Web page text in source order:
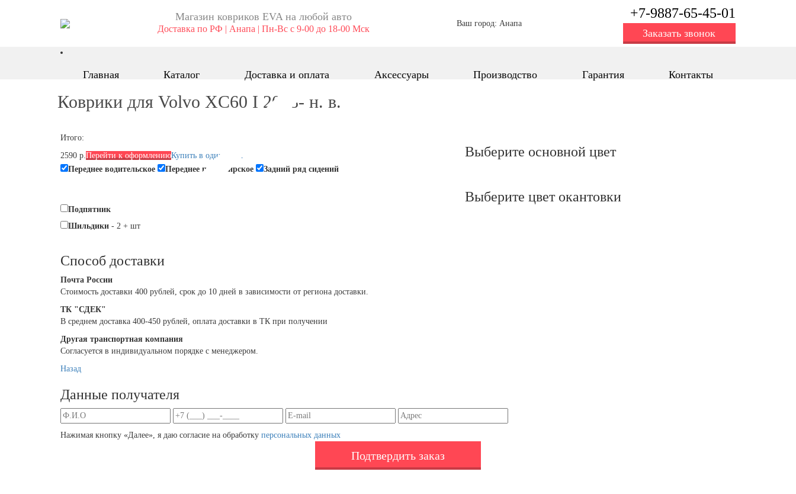
Магазин ковриков EVA ​на любой авто
Доставка по РФ | Анапа | Пн-Вс с 9-00 до 18-00 Мск
Ваш город: Анапа
+7-9887-65-45-01
Заказать звонок
Главная Каталог Доставка и оплата Аксессуары Производство Гарантия Контакты
Коврики для Volvo XC60 I 2008- н. в.
Итого:
2590 р.Перейти к оформлениюКупить в один клик
Переднее водительское
Переднее пассажирское Задний ряд сидений
Подпятник
Шильдики - 2 + шт
Выберите oсновной цвет
Выберите цвет окантовки
Способ доставки
Почта России
Cтоимость доставки 400 рублей, срок до 10 дней в зависимости от региона доставки.
ТК "СДЕК"
В среднем доставка 400-450 рублей, оплата доставки в ТК при получении
Другая транспортная компания
Согласуется в индивидуальном порядке с менеджером.
Назад
Данные получателя
Нажимая кнопку «Далее», я даю согласие на обработку персональных данных
Подтвердить заказ